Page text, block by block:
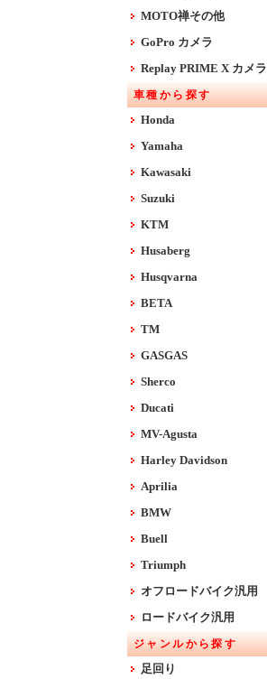
MOTO禅その他
GoPro カメラ
Replay PRIME X カメラ
車種から探す
Honda
Yamaha
Kawasaki
Suzuki
KTM
Husaberg
Husqvarna
BETA
TM
GASGAS
Sherco
Ducati
MV-Agusta
Harley Davidson
Aprilia
BMW
Buell
Triumph
オフロードバイク汎用
ロードバイク汎用
ジャンルから探す
足回り